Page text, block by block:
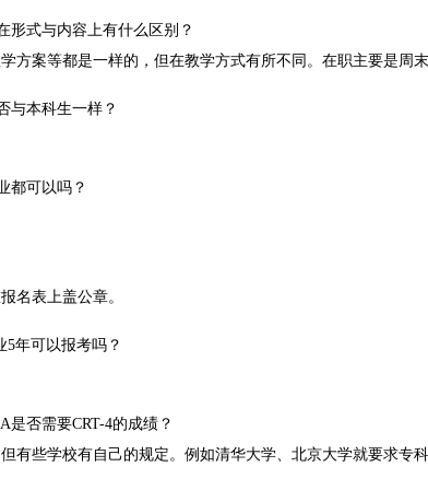
形式与内容上有什么区别？
方案等都是一样的，但在教学方式有所不同。在职主要是周
与本科生一样？
都可以吗？
名表上盖公章。
5年可以报考吗？
是否需要CRT-4的成绩？
有些学校有自己的规定。例如清华大学、北京大学就要求专